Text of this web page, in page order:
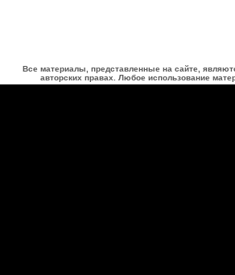
Все материалы, представленные на сайте,
авторских правах. Любое использование